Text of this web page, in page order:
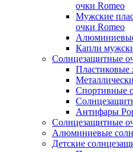
очки Romeo
Мужские
очки Romeo
Капли
Солнцезащитные
Пластиковые
Спортивные
Aнтифары
Солнцезащитные
Алюминиевые
Детские